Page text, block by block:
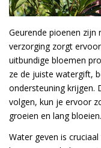
Geurende pioenen
verzorging zorgt
uitbundige bloemen
ze de juiste watergift,
ondersteuning krijgen.
volgen, kun je ervoor
groeien en lang bloeien.
Water geven is